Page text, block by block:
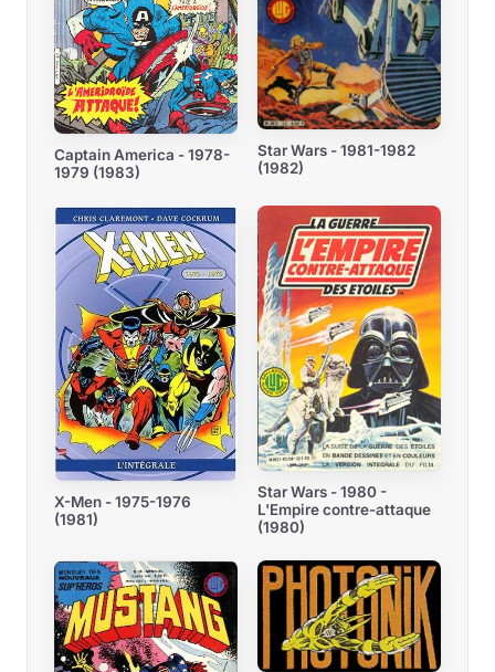
Captain America - 1978-
1979 (1983)
Star Wars - 1981-1982
(1982)
X-Men - 1975-1976
(1981)
Star Wars - 1980 -
L'Empire contre-attaque
(1980)